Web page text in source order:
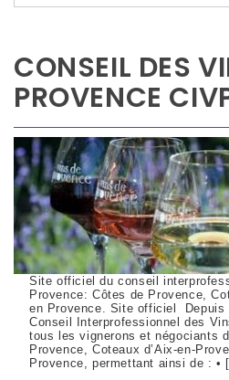
CONSEIL DES
PROVENCE
Site officiel du conseil
Provence: Côtes de Provence,
en Provence. Site officiel Depuis
Conseil Interprofessionnel des
tous les vignerons et négociants
Provence, Coteaux d’Aix-en-
Provence, permettant ainsi de : •